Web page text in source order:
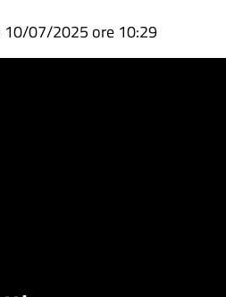
su
Facebook
Condividi
su
Condividi
10/07/2025 ore 10:29